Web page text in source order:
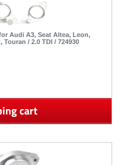
Audi A3, Seat Altea, Leon,
/ 2.0 TDI / 724930
cart